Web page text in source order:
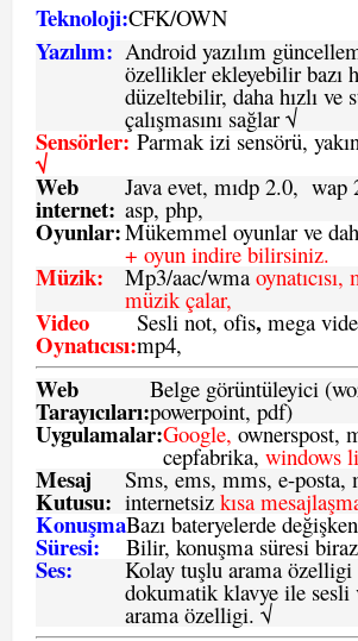
Teknoloji:CFK/OWN
Yazılım: Android yazılım
özellikler ekleyebilir bazı
düzeltebilir, daha hızlı ve
çalışmasını sağlar √
Sensörler:
√
Parmak izi sensörü,
Web
internet:
Java evet, mıdp 2.0,
asp, php,
Oyunlar:Mükemmel oyunlar ve
+ oyun indire bilirsiniz.
Müzik: Mp3/aac/wma
müzik çalar,
Video
Oynatıcısı:
Sesli not, ofis, mega
mp4,
Web
Tarayıcıları:
Belge görüntüleyici
powerpoint, pdf)
Uygulamalar:Google, ownerspost,
cepfabrika, windows
Mesaj
Kutusu:
Sms, ems, mms, e-posta,
internetsiz kısa
Konuşma
Süresi:
Bazı bateryelerde
Bilir, konuşma süresi
Ses: Kolay tuşlu arama özelligi
dokumatik klavye ile sesli
arama özelligi. √